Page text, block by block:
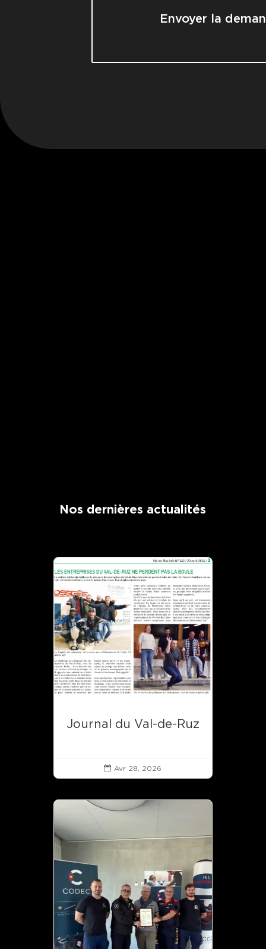
Nos dernières actualités
Journal du Val-de-Ruz
 Avr 28, 2026